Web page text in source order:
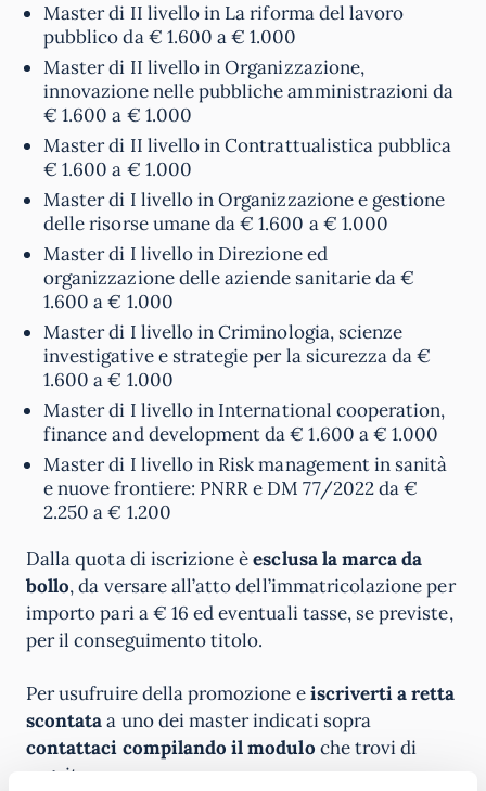
Master di II livello in La riforma del lavoro
pubblico da € 1.600 a € 1.000
Master di II livello in Organizzazione,
innovazione nelle pubbliche amministrazioni da
€ 1.600 a € 1.000
Master di II livello in Contrattualistica pubblica
€ 1.600 a € 1.000
Master di I livello in Organizzazione e gestione
delle risorse umane da € 1.600 a € 1.000
Master di I livello in Direzione ed
organizzazione delle aziende sanitarie da €
1.600 a € 1.000
Master di I livello in Criminologia, scienze
investigative e strategie per la sicurezza da €
1.600 a € 1.000
Master di I livello in International cooperation,
finance and development da € 1.600 a € 1.000
Master di I livello in Risk management in sanità
e nuove frontiere: PNRR e DM 77/2022 da €
2.250 a € 1.200
Dalla quota di iscrizione èesclusa la marca da
bollo, da versare all’atto dell’immatricolazione per
importo pari a € 16 ed eventuali tasse, se previste,
per il conseguimento titolo.
Per usufruire della promozione eiscriverti a retta
scontataa uno dei master indicati sopra
contattaci compilando il modulo che trovi di
seguito.